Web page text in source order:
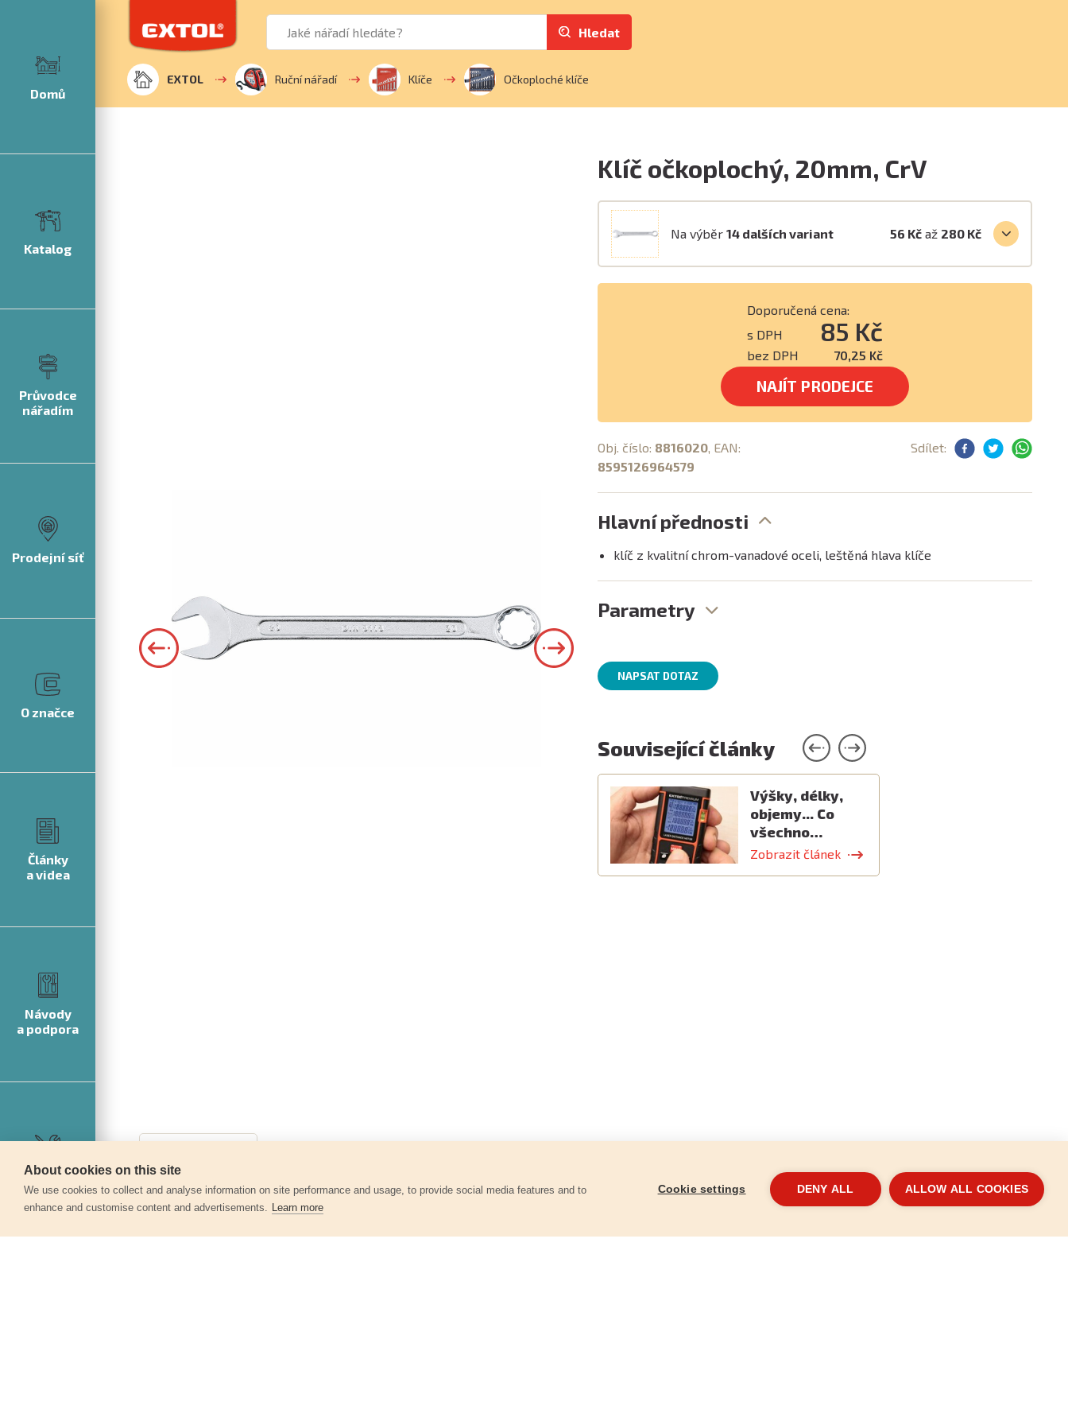
Domů
Katalog
Průvodce
nářadím
Prodejní síť
O značce
Články
a videa
Návody
a podpora
Servis
Hledat
EXTOL Ruční nářadí Klíče Očkoploché klíče
Klíč očkoplochý, 20mm, CrV
Na výběr 14 dalších variant 56 Kč až 280 Kč
Doporučená cena:
s DPH
85 Kč
bez DPH 70,25 Kč
NAJÍT PRODEJCE
Obj. číslo: 8816020, EAN:
8595126964579
Sdílet:
Hlavní přednosti
klíč z kvalitní chrom-vanadové oceli, leštěná hlava klíče
Parametry
NAPSAT DOTAZ
Související články
Výšky, délky,
objemy... Co
všechno…
Zobrazit článek
About cookies on this site
We use cookies to collect and analyse information on site performance and usage, to provide social media features and to
enhance and customise content and advertisements. Learn more
Cookie settings DENY ALL ALLOW ALL COOKIES